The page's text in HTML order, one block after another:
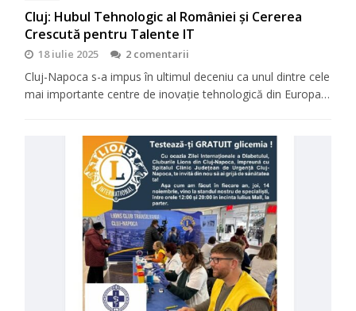
Cluj: Hubul Tehnologic al României și Cererea
Crescută pentru Talente IT
18 iulie 2025 2 comentarii
Cluj-Napoca s-a impus în ultimul deceniu ca unul dintre cele
mai importante centre de inovație tehnologică din Europa…